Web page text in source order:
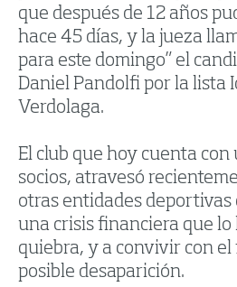
que después de 12 años
hace 45 días, y la jueza
para este domingo” el
Daniel Pandolfi por la lista
Verdolaga.
El club que hoy cuenta
socios, atravesó
otras entidades deportivas
una crisis financiera que lo
quiebra, y a convivir con
posible desaparición.